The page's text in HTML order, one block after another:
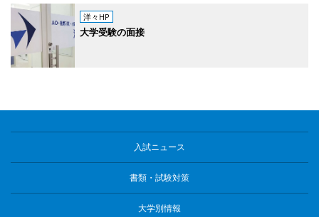
洋々HP
大学受験の面接
入試ニュース
書類・試験対策
大学別情報